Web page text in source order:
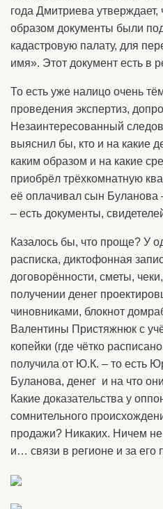
года Дмитриева утверждает,
образом документы были
кадастровую палату, для
имя». Этот документ есть в
То есть уже налицо очень
проведения экспертиз,
Незаинтересованный
выяснил бы, кто и на какие
каким образом и на какие
приобрёл трёхкомнатную
её оплачивал сын Буланова
– есть документы,
Казалось бы, что проще? У
расписка, диктофонная
договорённости, сметы,
получении денег
чиновниками, блокнот
Валентины Пристяжнюк с
копейки (где чётко
получила от Ю.К. – то есть
Буланова, денег и на что
Какие доказательства у
сомнительного
продажи? Никаких. Ничем
и… связи в регионе и за его